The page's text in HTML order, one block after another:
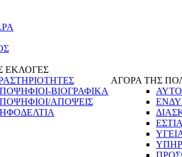
ΕΚΛΟΓΕΣ
ΒΙΟΓΡΑΦΙΚΑ
ΑΠΟΨΕΙΣ
ΑΓΟΡΑ ΤΗΣ